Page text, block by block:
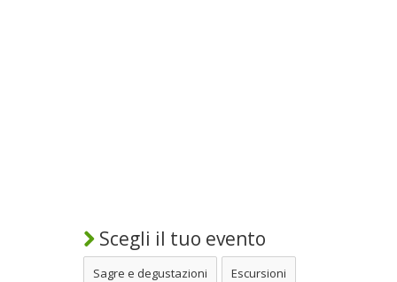
Scegli il tuo evento
Sagre e degustazioni Escursioni